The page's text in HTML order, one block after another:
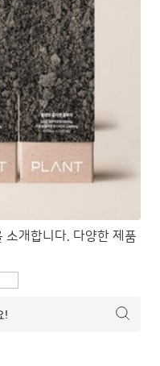
소개합니다. 다양한 제품